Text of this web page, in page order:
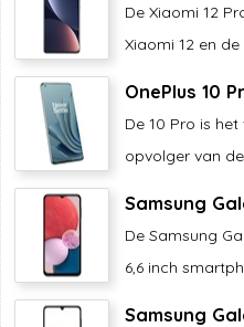
De Xiaomi 12
Xiaomi 12 en de
OnePlus 10
De 10 Pro is
opvolger van
Samsung
De Samsung
6,6 inch
Samsung